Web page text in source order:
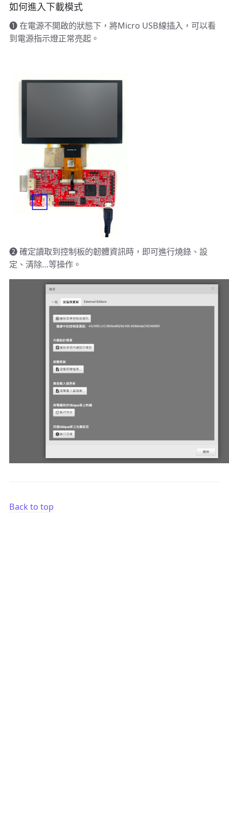
如何進入下載模式
➊ 在電源不開啟的狀態下，將Micro USB線插入，可以看
到電源指示燈正常亮起。
➋ 確定讀取到控制板的韌體資訊時，即可進行燒錄、設
定、清除…等操作。
Back to top